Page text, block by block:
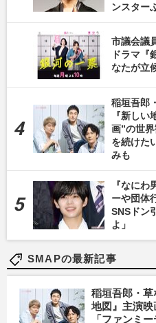
ンスター
市議会議
ドラマ『
なたが立
稲垣吾郎
『新し
画”の世
を続けた
みも
『なに
ーや団体
SNSドン
よ」
SMAPの最新記事
稲垣吾郎・
地図』主演映
「ファンミ